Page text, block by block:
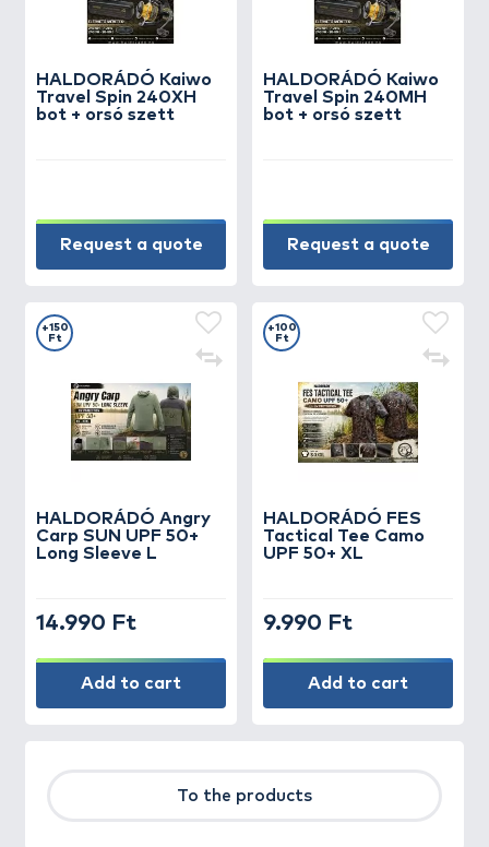
HALDORÁDÓ Kaiwo
Travel Spin 240XH
bot + orsó szett
Request a quote
HALDORÁDÓ Kaiwo
Travel Spin 240MH
bot + orsó szett
Request a quote
HALDORÁDÓ Angry
Carp SUN UPF 50+
Long Sleeve L
+150
Ft
14.990 Ft
Add to cart
HALDORÁDÓ FES
Tactical Tee Camo
UPF 50+ XL
+100
Ft
9.990 Ft
Add to cart
To the products